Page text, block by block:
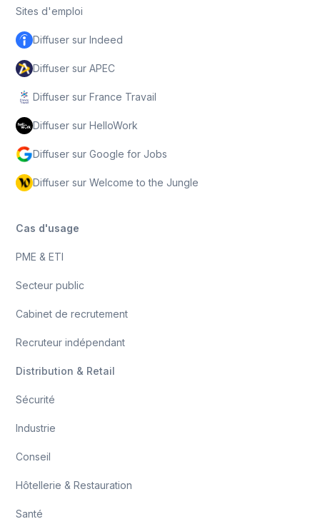
Sites d'emploi
Diffuser sur Indeed
Diffuser sur APEC
Diffuser sur France Travail
Diffuser sur HelloWork
Diffuser sur Google for Jobs
Diffuser sur Welcome to the Jungle
Cas d'usage
PME & ETI
Secteur public
Cabinet de recrutement
Recruteur indépendant
Distribution & Retail
Sécurité
Industrie
Conseil
Hôtellerie & Restauration
Santé